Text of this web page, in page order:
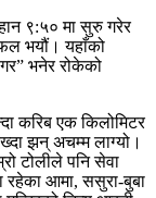
९:५० मा सुरु गरेर
भयौं। यहाँको
गर” भनेर रोकेको
करिब एक किलोमिटर
झन् अचम्म लाग्यो।
टोलीले पनि सेवा
आमा, ससुरा-बुबा